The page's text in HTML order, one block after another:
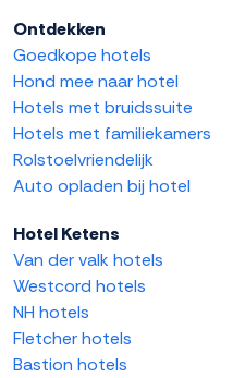
Ontdekken
Goedkope hotels
Hond mee naar hotel
Hotels met bruidssuite
Hotels met familiekamers
Rolstoelvriendelijk
Auto opladen bij hotel
Hotel Ketens
Van der valk hotels
Westcord hotels
NH hotels
Fletcher hotels
Bastion hotels